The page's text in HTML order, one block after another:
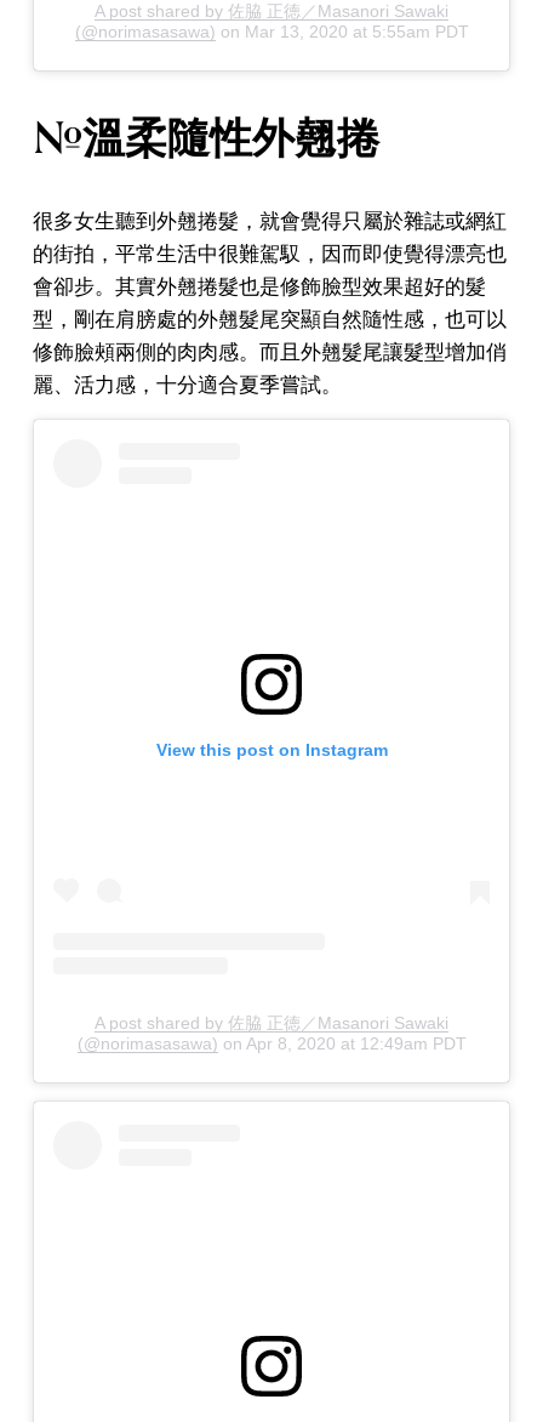
A post shared by 佐脇 正徳／Masanori Sawaki
(@norimasasawa) on Mar 13, 2020 at 5:55am PDT
#溫柔隨性外翹捲
很多女生聽到外翹捲髮，就會覺得只屬於雜誌或網紅
的街拍，平常生活中很難駕馭，因而即使覺得漂亮也
會卻步。其實外翹捲髮也是修飾臉型效果超好的髮
型，剛在肩膀處的外翹髮尾突顯自然隨性感，也可以
修飾臉頰兩側的肉肉感。而且外翹髮尾讓髮型增加俏
麗、活力感，十分適合夏季嘗試。
View this post on Instagram
A post shared by 佐脇 正徳／Masanori Sawaki
(@norimasasawa) on Apr 8, 2020 at 12:49am PDT